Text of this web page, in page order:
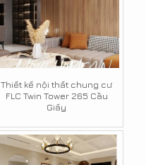
Thiết kế nội thất chung cư
FLC Twin Tower 265 Cầu
Giấy